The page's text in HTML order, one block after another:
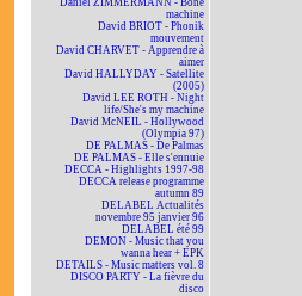
Daniel ZIMMERMANN - Bone
machine
David BRIOT - Phonik
mouvement
David CHARVET - Apprendre à
aimer
David HALLYDAY - Satellite
(2005)
David LEE ROTH - Night
life/She's my machine
David McNEIL - Hollywood
(Olympia 97)
DE PALMAS - De Palmas
DE PALMAS - Elle s'ennuie
DECCA - Highlights 1997-98
DECCA release programme
autumn 89
DELABEL Actualités
novembre 95 janvier 96
DELABEL été 99
DEMON - Music that you
wanna hear + EPK
DETAILS - Music matters vol. 8
DISCO PARTY - La fièvre du
disco